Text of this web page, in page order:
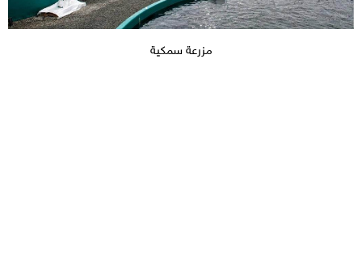
مزرعة سمكية